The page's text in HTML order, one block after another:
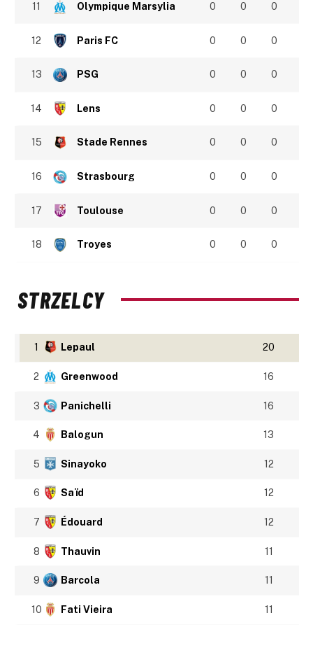
11 Olympique Marsylia 0 0 0
12 Paris FC 0 0 0
13 PSG 0 0 0
14 Lens 0 0 0
15 Stade Rennes 0 0 0
16 Strasbourg 0 0 0
17 Toulouse 0 0 0
18 Troyes 0 0 0
STRZELCY
1 Lepaul 20
2 Greenwood 16
3 Panichelli 16
4 Balogun 13
5 Sinayoko 12
6 Saïd 12
7 Édouard 12
8 Thauvin 11
9 Barcola 11
10 Fati Vieira 11